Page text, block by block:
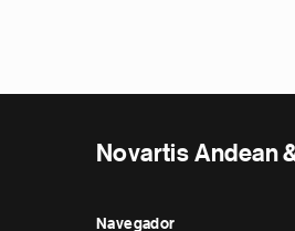
Novartis Andean
Navegador